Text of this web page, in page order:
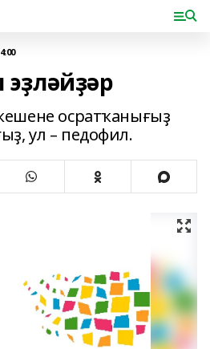
осратҡанығыҙ
ул – педофил.